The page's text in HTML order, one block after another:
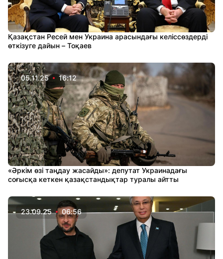
Қазақстан Ресей мен Украина арасындағы келіссөздерді
өткізуге дайын – Тоқаев
05.11.25 16:12
«Әркім өзі таңдау жасайды»: депутат Украинадағы
соғысқа кеткен қазақстандықтар туралы айтты
23.09.25 06:56